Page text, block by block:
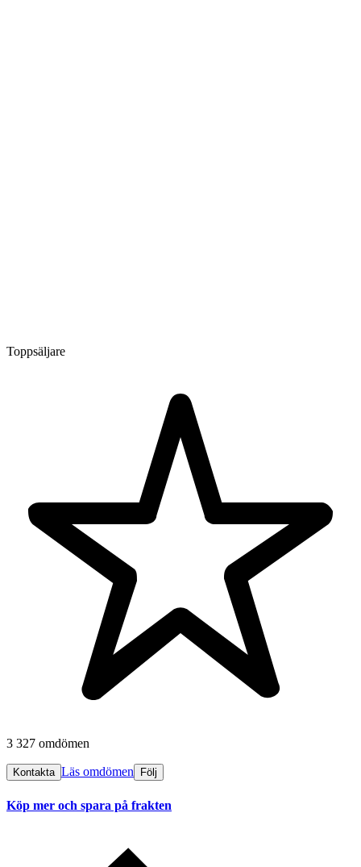
Toppsäljare
3 327 omdömen
Kontakta Läs omdömen Följ
Köp mer och spara på frakten